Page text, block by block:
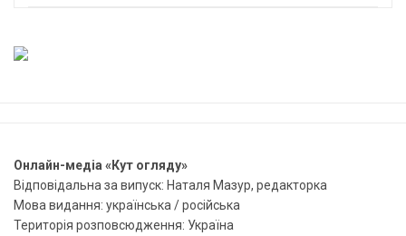
Онлайн-медіа «Кут огляду»
Відповідальна за випуск: Наталя Мазур, редакторка
Мова видання: українська / російська
Територія розповсюдження: Україна